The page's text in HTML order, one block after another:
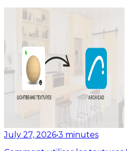
July 27, 2026•3 minutes